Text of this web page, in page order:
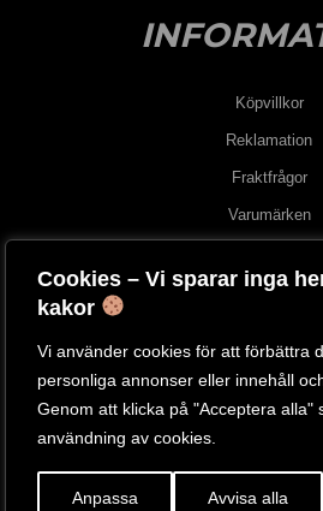
Cookies – Vi sparar inga
kakor
Vi använder cookies för att förbättra
personliga annonser eller innehåll
Genom att klicka på "Acceptera alla"
användning av cookies.
Anpassa Avvisa alla
Köpvillkor
Reklamation
Fraktfrågor
Varumärken
Om oss
Besök vår butik
Jobba hos oss